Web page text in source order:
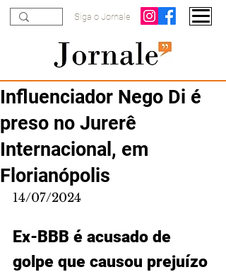
Siga o Jornale
Influenciador Nego Di é
preso no Jurerê
Internacional, em
Florianópolis
14/07/2024
Ex-BBB é acusado de
golpe que causou prejuízo